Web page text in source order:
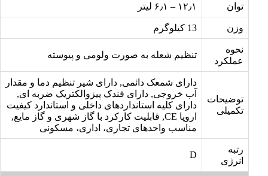
توان ۱۲٫۱ – ۶٫۱ لیتر
وزن 13 کیلوگرم
نحوه
عملکرد
تنظیم شعله به صورت ولومی و پیوسته
توضیحات
تکمیلی
دارای شمعک دائمی, دارای شیر تنظیم دما و مقدار
آب خروجی, دارای فندک پیزوالکتریک ضربه ای,
دارای کلیه استانداردهای داخلی و استاندارد کیفیت
اروپا CE, قابلیت کارکرد با گاز شهری و گاز مایع,
مناسب واحدهای تجاری، اداری، مسکونی‌
رتبه
انرژی
D